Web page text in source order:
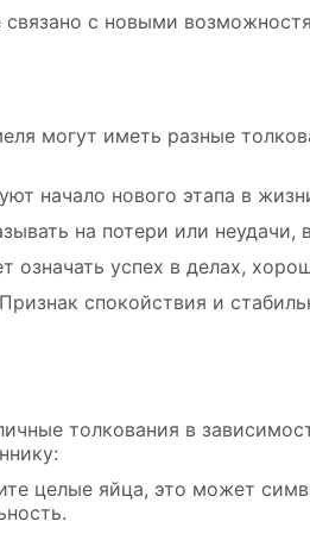
с новыми
могут иметь разные
начало нового этапа в
на потери или
означать успех в делах,
Признак спокойствия и
толкования в
целые яйца, это может